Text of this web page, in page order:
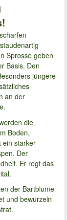
Sprosse geben
Basis. Den
jüngere
an der
die
Boden,
ein starker
Der
Er regt das
der Bartblume
und bewurzeln